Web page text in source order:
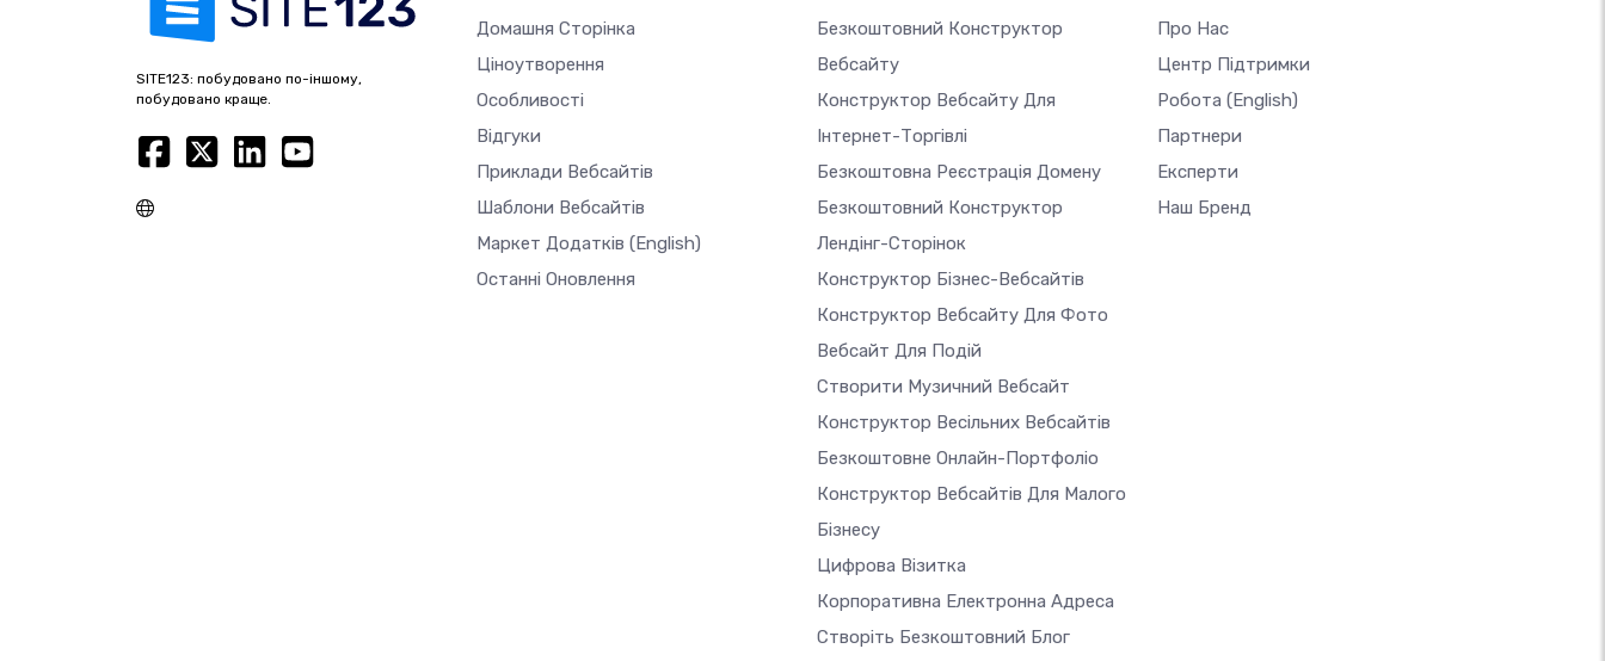
SITE123: побудовано по-іншому,
побудовано краще.
Домашня Сторінка
Ціноутворення
Особливості
Відгуки
Приклади Вебсайтів
Шаблони Вебсайтів
Маркет Додатків (English)
Останні Оновлення
Безкоштовний Конструктор
Вебсайту
Конструктор Вебсайту Для
Інтернет-Торгівлі
Безкоштовна Реєстрація Домену
Безкоштовний Конструктор
Лендінг-Сторінок
Конструктор Бізнес-Вебсайтів
Конструктор Вебсайту Для Фото
Вебсайт Для Подій
Створити Музичний Вебсайт
Конструктор Весільних Вебсайтів
Безкоштовне Онлайн-Портфоліо
Конструктор Вебсайтів Для Малого
Бізнесу
Цифрова Візитка
Корпоративна Електронна Адреса
Створіть Безкоштовний Блог
Про Нас
Центр Підтримки
Робота (English)
Партнери
Експерти
Наш Бренд